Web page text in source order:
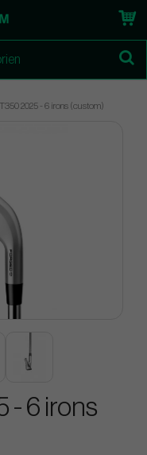
2025 - 6 irons (custom)
- 6 irons